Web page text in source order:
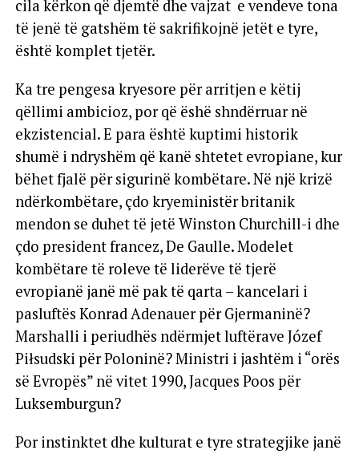
cila kërkon që djemtë dhe vajzat e vendeve tona
të jenë të gatshëm të sakrifikojnë jetët e tyre,
është komplet tjetër.
Ka tre pengesa kryesore për arritjen e këtij
qëllimi ambicioz, por që ëshë shndërruar në
ekzistencial. E para është kuptimi historik
shumë i ndryshëm që kanë shtetet evropiane, kur
bëhet fjalë për sigurinë kombëtare. Në një krizë
ndërkombëtare, çdo kryeministër britanik
mendon se duhet të jetë Winston Churchill-i dhe
çdo president francez, De Gaulle. Modelet
kombëtare të roleve të liderëve të tjerë
evropianë janë më pak të qarta – kancelari i
pasluftës Konrad Adenauer për Gjermaninë?
Marshalli i periudhës ndërmjet luftërave Józef
Piłsudski për Poloninë? Ministri i jashtëm i “orës
së Evropës” në vitet 1990, Jacques Poos për
Luksemburgun?
Por instinktet dhe kulturat e tyre strategjike janë